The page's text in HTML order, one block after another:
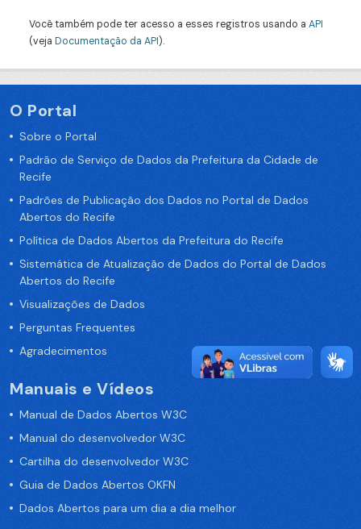
Você também pode ter acesso a esses registros usando a API
(veja Documentação da API).
O Portal
Sobre o Portal
Padrão de Serviço de Dados da Prefeitura da Cidade de
Recife
Padrões de Publicação dos Dados no Portal de Dados
Abertos do Recife
Política de Dados Abertos da Prefeitura do Recife
Sistemática de Atualização de Dados do Portal de Dados
Abertos do Recife
Visualizações de Dados
Perguntas Frequentes
Agradecimentos
Manuais e Vídeos
Manual de Dados Abertos W3C
Manual do desenvolvedor W3C
Cartilha do desenvolvedor W3C
Guia de Dados Abertos OKFN
Dados Abertos para um dia a dia melhor